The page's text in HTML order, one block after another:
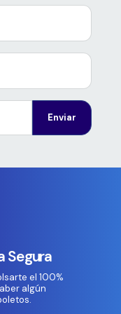
Enviar
Segura
el 100%
algún